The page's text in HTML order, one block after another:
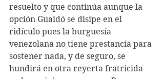
resuelto y que continúa aunque la
opción Guaidó se disipe en el
ridículo pues la burguesía
venezolana no tiene prestancia para
sostener nada, y de seguro, se
hundirá en otra reyerta fratricida